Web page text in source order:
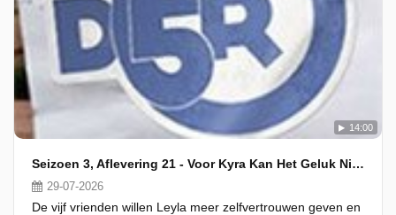
14:00
Seizoen 3, Aflevering 21 - Voor Kyra Kan Het Geluk Niet Op
29-07-2026
De vijf vrienden willen Leyla meer zelfvertrouwen geven en